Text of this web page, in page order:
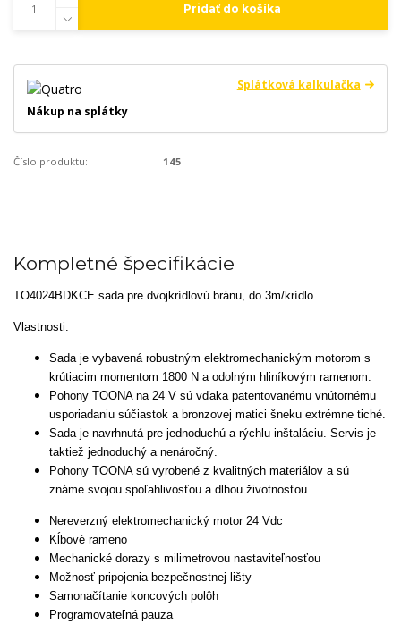
Pridať do košíka
Splátková kalkulačka
Nákup na splátky
Číslo produktu: 145
Kompletné špecifikácie
TO4024BDKCE sada pre dvojkrídlovú bránu, do 3m/krídlo
Vlastnosti:
Sada je vybavená robustným elektromechanickým motorom s
krútiacim momentom 1800 N a odolným hliníkovým ramenom.
Pohony TOONA na 24 V sú vďaka patentovanému vnútornému
usporiadaniu súčiastok a bronzovej matici šneku extrémne tiché.
Sada je navrhnutá pre jednoduchú a rýchlu inštaláciu. Servis je
taktiež jednoduchý a nenáročný.
Pohony TOONA sú vyrobené z kvalitných materiálov a sú
známe svojou spoľahlivosťou a dlhou životnosťou.
Nereverzný elektromechanický motor 24 Vdc
Kĺbové rameno
Mechanické dorazy s milimetrovou nastaviteľnosťou
Možnosť pripojenia bezpečnostnej lišty
Samonačítanie koncových polôh
Programovateľná pauza